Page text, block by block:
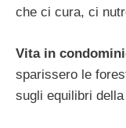
che ci cura, ci
Vita in
sparissero le
sugli equilibri